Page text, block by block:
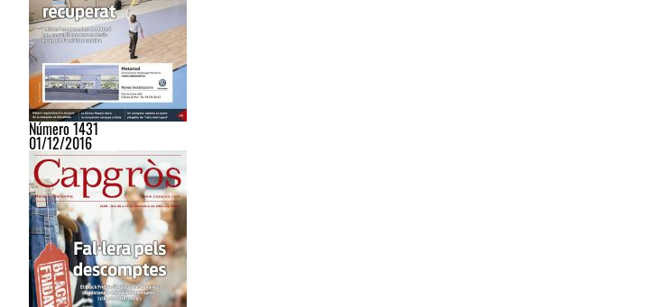
Número 1431
01/12/2016